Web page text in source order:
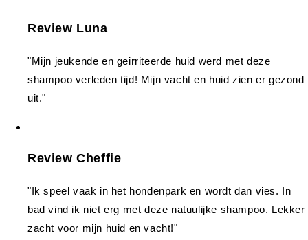
Review Luna
"Mijn jeukende en geirriteerde huid werd met deze
shampoo verleden tijd! Mijn vacht en huid zien er gezond
uit."
Review Cheffie
"Ik speel vaak in het hondenpark en wordt dan vies. In
bad vind ik niet erg met deze natuulijke shampoo. Lekker
zacht voor mijn huid en vacht!"